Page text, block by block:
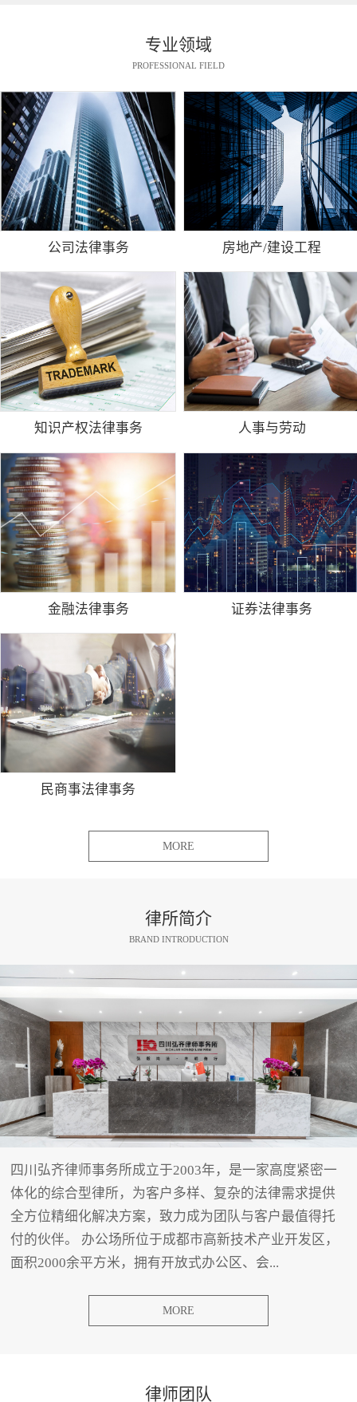
专业领域
PROFESSIONAL FIELD
公司法律事务 房地产/建设工程
知识产权法律事务 人事与劳动
金融法律事务 证券法律事务
民商事法律事务
MORE
律所简介
BRAND INTRODUCTION
四川弘齐律师事务所成立于2003年，是一家高度紧密一
体化的综合型律所，为客户多样、复杂的法律需求提供
全方位精细化解决方案，致力成为团队与客户最值得托
付的伙伴。 办公场所位于成都市高新技术产业开发区，
面积2000余平方米，拥有开放式办公区、会...
MORE
律师团队